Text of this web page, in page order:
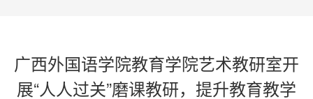
广西外国语学院教育学院艺术教研室开
展“人人过关”磨课教研，提升教育教学